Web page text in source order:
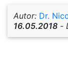
Autor: Dr.
16.05.2018 -